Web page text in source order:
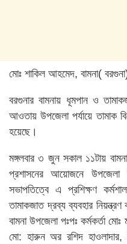
মোঃ শাকিল আহমেদ, বামনা(
বরগুনার বামনায় ধূমপান ও
আওতায় উপজেলা পর্যায়ে তামাক
হয়েছে।
মঙ্গলবার ৩ জুন সকাল ১১টায়
প্রশাসনের আয়োজনে উপজেলা
সভাপতিত্বে এ প্রশিক্ষণ
তামাকজাত দ্রব্য ব্যবহার
বামনা উপজেলা পঃপঃ কর্মকর্তা মোঃ
মো: হারুন অর রশিদ হাওলাদার,